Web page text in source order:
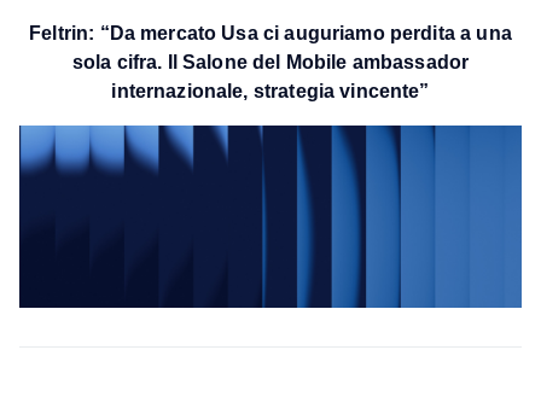
Feltrin: “Da mercato Usa ci auguriamo perdita a una
sola cifra. Il Salone del Mobile ambassador
internazionale, strategia vincente”